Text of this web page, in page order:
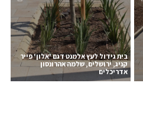
בית גידול לעץ אלמנט דגם 'אלון' פייר
קניג, ירושלים, שלמה אהרונסון
אדריכלים